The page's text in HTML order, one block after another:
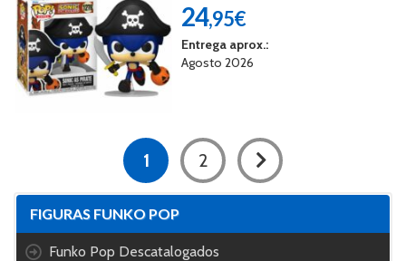
24,95€
Entrega aprox.:
Agosto 2026
1 2
FIGURAS FUNKO POP
Funko Pop Descatalogados